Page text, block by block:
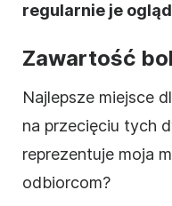
regularnie je
Zawartość
Najlepsze miejsce
na przecięciu tych
reprezentuje moja
odbiorcom?